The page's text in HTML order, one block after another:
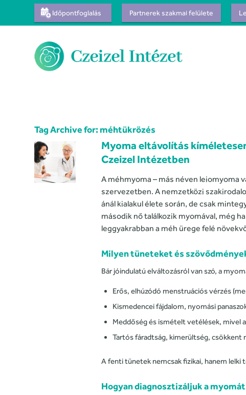
Időpontfoglalás Partnerek szakmai felülete
Tag Archive for: méhtükrözés
Myoma eltávolítás
Czeizel Intézetben
A méhmyoma – más néven leiomyoma
szervezetben. A nemzetközi
ánál kialakul élete során, de csak
második nő találkozik myomával, még
leggyakrabban a méh ürege felé
Milyen tüneteket és
Bár jóindulatú elváltozásról van szó, a
Erős, elhúzódó menstruációs vérzés
Kismedencei fájdalom, nyomási
Meddőség és ismételt vetélések, mivel
Tartós fáradtság, kimerültség, csökkent
A fenti tünetek nemcsak fizikai, hanem lelki
Hogyan diagnosztizáljuk a